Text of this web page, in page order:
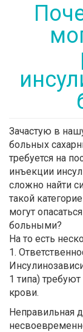
Зачастую в
больных
требуется на
инъекции
сложно найти
такой
могут
больными?
На то есть
1.
1 типа) требуют
крови.
Неправильная